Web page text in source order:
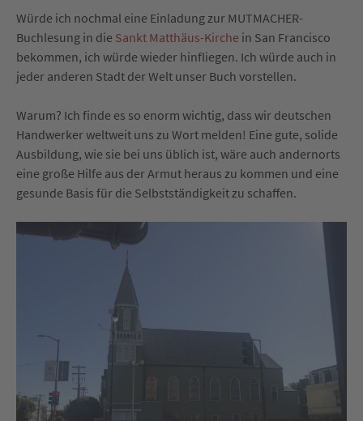
Würde ich nochmal eine Einladung zur MUTMACHER-
Buchlesung in die Sankt Matthäus-Kirche in San Francisco
bekommen, ich würde wieder hinfliegen. Ich würde auch in
jeder anderen Stadt der Welt unser Buch vorstellen.
Warum? Ich finde es so enorm wichtig, dass wir deutschen
Handwerker weltweit uns zu Wort melden! Eine gute, solide
Ausbildung, wie sie bei uns üblich ist, wäre auch andernorts
eine große Hilfe aus der Armut heraus zu kommen und eine
gesunde Basis für die Selbstständigkeit zu schaffen.